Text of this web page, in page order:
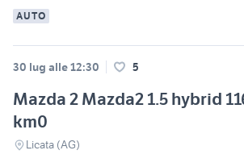
AUTO
30 lug alle 12:30 5
Mazda 2 Mazda2 1.5 hybrid
km0
Licata (AG)